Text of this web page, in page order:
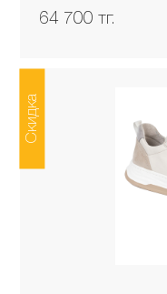
64 700 тг.
Скидка